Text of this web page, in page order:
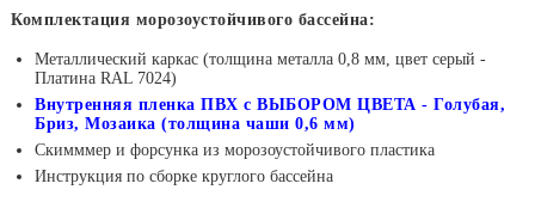
Комплектация морозоустойчивого бассейна:
Металлический каркас (толщина металла 0,8 мм, цвет серый -
Платина RAL 7024)
Внутренняя пленка ПВХ с ВЫБОРОМ ЦВЕТА - Голубая,
Бриз, Мозаика (толщина чаши 0,6 мм)
Скимммер и форсунка из морозоустойчивого пластика
Инструкция по сборке круглого бассейна